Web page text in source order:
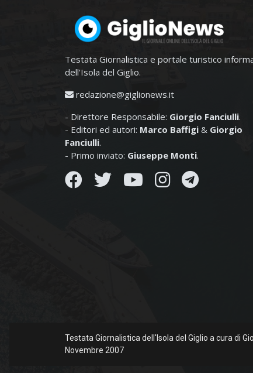
Testata Giornalistica e portale turistico
dell'Isola del Giglio.
redazione@giglionews.it
- Direttore Responsabile: Giorgio Fanciulli.
- Editori ed autori: Marco Baffigi & Giorgio
Fanciulli.
- Primo inviato: Giuseppe Monti.
Testata Giornalistica dell'Isola del Giglio a cura di
Novembre 2007